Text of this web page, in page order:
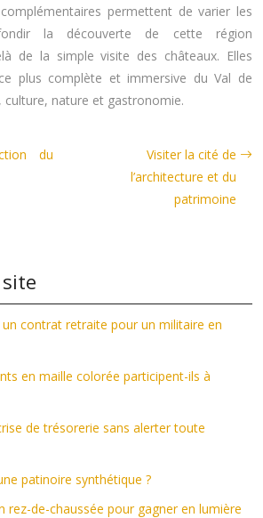
permettent de varier les
la découverte de cette région
de la simple visite des châteaux. Elles
plus complète et immersive du Val de
culture, nature et gastronomie.
du
Visiter la cité de
l’architecture et du
patrimoine
contrat retraite pour un militaire en
en maille colorée participent-ils à
de trésorerie sans alerter toute
patinoire synthétique ?
rez-de-chaussée pour gagner en lumière